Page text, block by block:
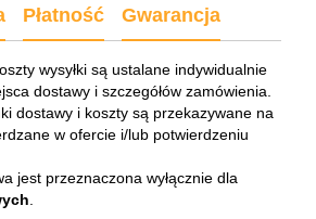
Płatność Gwarancja
wysyłki są ustalane indywidualnie
dostawy i szczegółów zamówienia.
dostawy i koszty są przekazywane na
w ofercie i/lub potwierdzeniu
jest przeznaczona wyłącznie dla